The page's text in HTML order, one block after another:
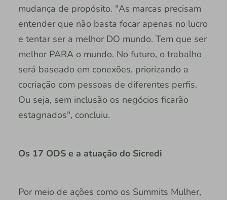
mudança de propósito. "As marcas precisam
entender que não basta focar apenas no lucro
e tentar ser a melhor DO mundo. Tem que ser
melhor PARA o mundo. No futuro, o trabalho
será baseado em conexões, priorizando a
cocriação com pessoas de diferentes perfis.
Ou seja, sem inclusão os negócios ficarão
estagnados", concluiu.
Os 17 ODS e a atuação do Sicredi
Por meio de ações como os Summits Mulher,